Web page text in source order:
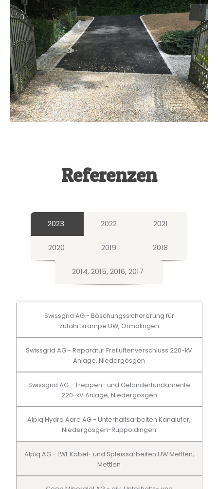
Referenzen
2023 2022 2021
2020 2019 2018
2014, 2015, 2016, 2017
Swissgrid AG - Böschungssichererung für
Zufahrtsrampe UW, Ormalingen
Swissgrid AG - Reparatur Freiluftenverschluss 220-kV
Anlage, Niedergösgen
Swissgrid AG - Treppen- und Geländerfundamente
220-kV Anlage, Niedergösgen
Alpiq Hydro Aare AG - Unterhaltsarbeiten Kanalufer,
Niedergösgen-Ruppoldingen
Alpiq AG - LWL Kabel- und Spleissarbeiten UW Mettlen,
Mettlen